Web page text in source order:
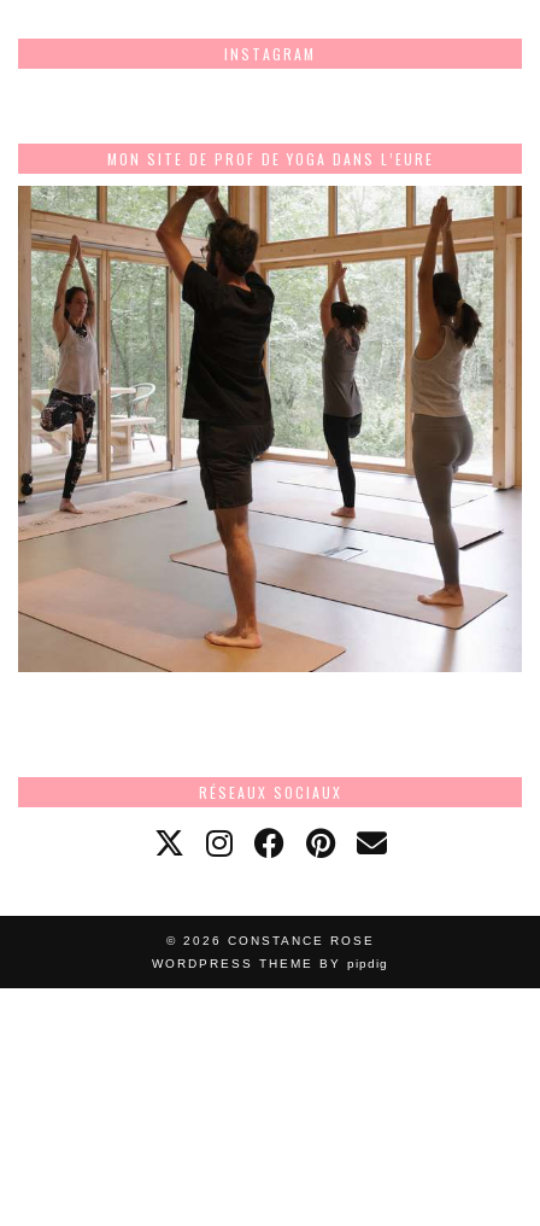
INSTAGRAM
MON SITE DE PROF DE YOGA DANS L’EURE
RÉSEAUX SOCIAUX
© 2026 CONSTANCE ROSE
WORDPRESS THEME BY pipdig